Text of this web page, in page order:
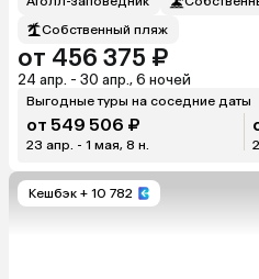
Собственный пляж
от 456 375 ₽
24 апр. - 30 апр., 6 ночей
Выгодные туры на соседние даты
от 549 506 ₽
23 апр. - 1 мая, 8 н.
Кешбэк + 10 782